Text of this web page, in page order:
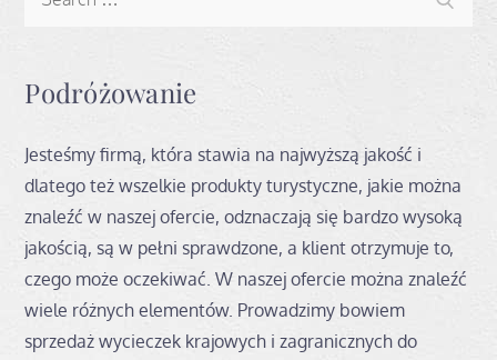
Podróżowanie
Jesteśmy firmą, która stawia na najwyższą jakość i
dlatego też wszelkie produkty turystyczne, jakie można
znaleźć w naszej ofercie, odznaczają się bardzo wysoką
jakością, są w pełni sprawdzone, a klient otrzymuje to,
czego może oczekiwać. W naszej ofercie można znaleźć
wiele różnych elementów. Prowadzimy bowiem
sprzedaż wycieczek krajowych i zagranicznych do